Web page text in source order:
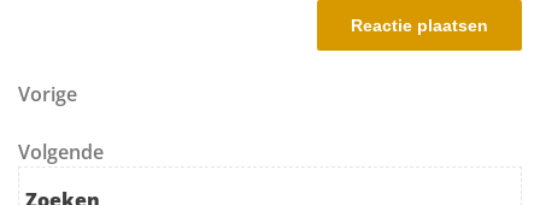
Berichtnavigatie
Vorig bericht
Vorige
Volgend bericht
Volgende